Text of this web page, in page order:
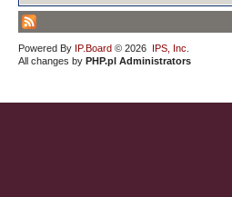
Powered By IP.Board © 2026 IPS, Inc
All changes by PHP.pl Administrators